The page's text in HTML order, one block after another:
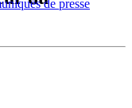
de presse